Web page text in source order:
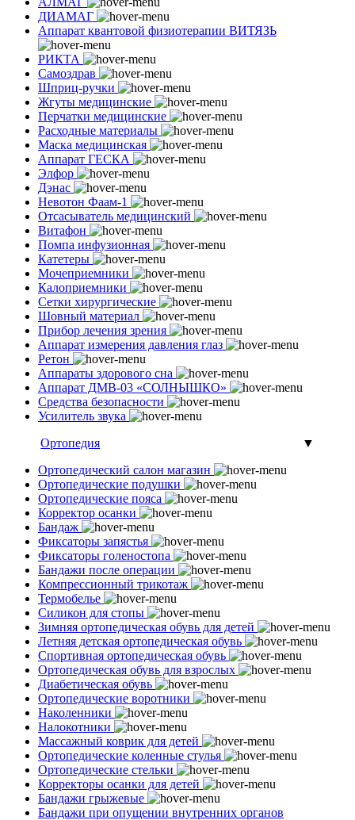
ДИАМАГ
Аппарат квантовой физиотерапии ВИТЯЗЬ
РИКТА
Самоздрав
Шприц-ручки
Жгуты медицинские
Перчатки медицинские
Расходные материалы
Маска медицинская
Аппарат ГЕСКА
Элфор
Дэнас
Невотон Фаам-1
Отсасыватель медицинский
Витафон
Помпа инфузионная
Катетеры
Мочеприемники
Калоприемники
Сетки хирургические
Шовный материал
Прибор лечения зрения
Аппарат измерения давления глаз
Ретон
Аппараты здорового сна
Аппарат ДМВ-03 «СОЛНЫШКО»
Средства безопасности
Усилитель звука
Ортопедия
▼
Ортопедический салон магазин
Ортопедические подушки
Ортопедические пояса
Корректор осанки
Бандаж
Фиксаторы запястья
Фиксаторы голеностопа
Бандажи после операции
Компрессионный трикотаж
Термобелье
Силикон для стопы
Зимняя ортопедическая обувь для детей
Летняя детская ортопедическая обувь
Спортивная ортопедическая обувь
Ортопедическая обувь для взрослых
Диабетическая обувь
Ортопедические воротники
Наколенники
Налокотники
Массажный коврик для детей
Ортопедические коленные стулья
Ортопедические стельки
Корректоры осанки для детей
Бандажи грыжевые
Бандажи при опущении внутренних органов